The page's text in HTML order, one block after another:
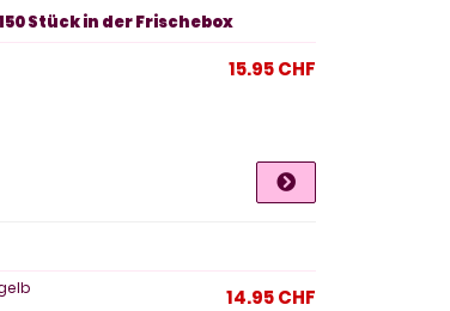
Stück in der Frischebox
15.95 CHF
14.95 CHF